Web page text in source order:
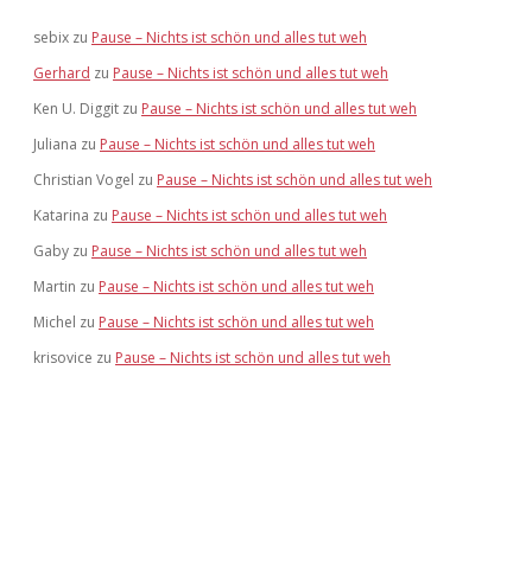
sebix zu Pause – Nichts ist schön und alles tut weh
Gerhard zu Pause – Nichts ist schön und alles tut weh
Ken U. Diggit zu Pause – Nichts ist schön und alles tut weh
Juliana zu Pause – Nichts ist schön und alles tut weh
Christian Vogel zu Pause – Nichts ist schön und alles tut weh
Katarina zu Pause – Nichts ist schön und alles tut weh
Gaby zu Pause – Nichts ist schön und alles tut weh
Martin zu Pause – Nichts ist schön und alles tut weh
Michel zu Pause – Nichts ist schön und alles tut weh
krisovice zu Pause – Nichts ist schön und alles tut weh